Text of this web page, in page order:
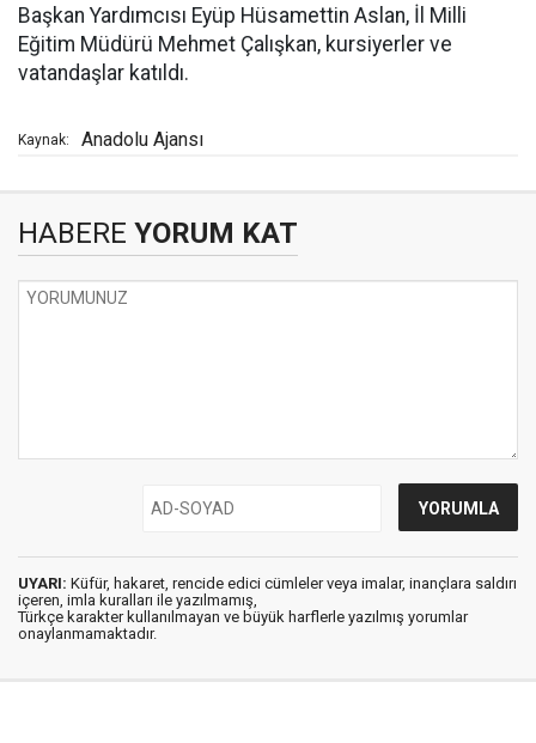
Başkan Yardımcısı Eyüp Hüsamettin Aslan, İl Milli
Eğitim Müdürü Mehmet Çalışkan, kursiyerler ve
vatandaşlar katıldı.
Kaynak: Anadolu Ajansı
HABERE YORUM KAT
UYARI: Küfür, hakaret, rencide edici cümleler veya imalar, inançlara saldırı
içeren, imla kuralları ile yazılmamış,
Türkçe karakter kullanılmayan ve büyük harflerle yazılmış yorumlar
onaylanmamaktadır.